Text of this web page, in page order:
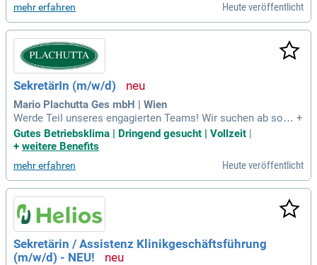
Weiterbildungsmöglichkeiten zusammen. Jährlich betreuen
wir rund 650 Geburten im Standort Immenstadt, während sic
h das Perinatalzentrum Level I in Kempten befindet. Beide St
andorte verfügen über zentrales Sekretariat, das effizient zu
sammenarbeitet. Aktuell suchen wir eine Sekretärin (m/w/
d) in Immenstadt, da eine langjährige Mitarbeiterin in den Ru
hestand geht. Nutzen Sie die Chance, Teil unseres Teams zu
werden und von exklusiven Mitarbeitervorteilen zu profitiere
n!
mehr erfahren Heute veröffentlicht
SekretärIn (m/w/d)
Mario Plachutta Ges mbH | Wien
Werde Teil unseres engagierten Teams! Wir suchen ab sofor
t eine/n Sekretär/in (m/w/d), die/der unsere Organisation vo
r Ort optimiert und für einen effizienten Ablauf hinter den Kul
+
Gutes Betriebsklima | Dringend gesucht | Vollzeit |
+ weitere Benefits
mehr erfahren Heute veröffentlicht
Sekretärin / Assistenz Klinikgeschäftsführung
(m/w/d) - NEU!